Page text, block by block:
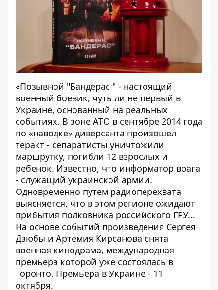
«Позывной "Бандерас " - настоящий
военный боевик, чуть ли не первый в
Украине, основанный на реальных
событиях. В зоне АТО в сентябре 2014 года
по «наводке» диверсанта произошел
теракт - сепаратисты уничтожили
маршрутку, погибли 12 взрослых и
ребенок. Известно, что информатор врага
- служащий украинской армии.
Одновременно путем радиоперехвата
выясняется, что в этом регионе ожидают
прибытия полковника российского ГРУ...
На основе событий произведения Сергея
Дзюбы и Артемия Кирсанова снята
военная кинодрама, международная
премьера которой уже состоялась в
Торонто. Премьера в Украине - 11
октября.